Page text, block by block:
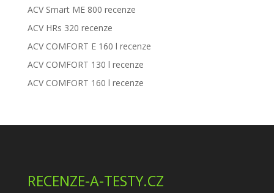
ACV Smart ME 800 recenze
ACV HRs 320 recenze
ACV COMFORT E 160 l recenze
ACV COMFORT 130 l recenze
ACV COMFORT 160 l recenze
RECENZE-A-TESTY.CZ